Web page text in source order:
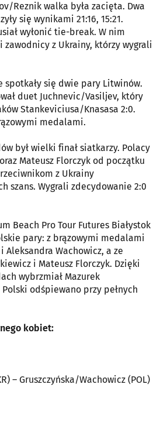
Reznik walka była zacięta. Dwa
się wynikami 21:16, 15:21.
wyłonić tie-break. W nim
z Ukrainy, którzy wygrali
spotkały się dwie pary Litwinów.
duet Juchnevic/Vasiljev, który
Stankeviciusa/Knasasa 2:0.
medalami.
był wielki finał siatkarzy. Polacy
Mateusz Florczyk od początku
z Ukrainy
szans. Wygrali zdecydowanie 2:0
Beach Pro Tour Futures Białystok
pary: z brązowymi medalami
Aleksandra Wachowicz, a ze
i Mateusz Florczyk. Dzięki
wybrzmiał Mazurek
odśpiewano przy pełnych
kobiet:
– Gruszczyńska/Wachowicz (POL)